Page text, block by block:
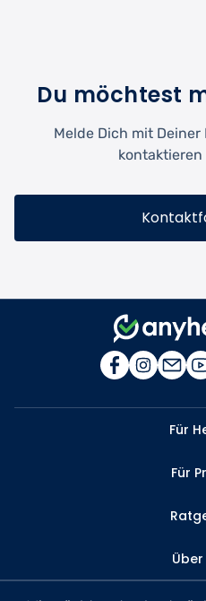
Du möchtest
Melde Dich mit
kontaktieren
Für
Für